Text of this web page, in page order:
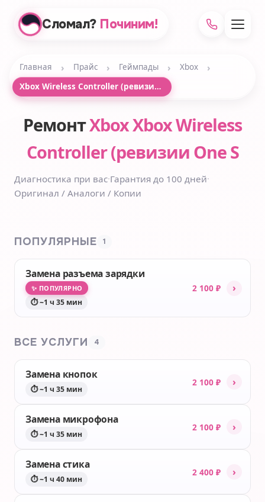
Сломал? Починим!
Главная › Прайс › Геймпады › Xbox ›
Xbox Wireless Controller (ревизии One S
РемонтXbox Xbox Wireless
Controller (ревизии One S
Диагностика при вас·Гарантия до 100 дней·
Оригинал / Аналоги / Копии
ПОПУЛЯРНЫЕ 1
Замена разъема зарядки
✨ ПОПУЛЯРНО
⏱ ~1 ч 35 мин
2 100 ₽ ›
ВСЕ УСЛУГИ 4
Замена кнопок
⏱ ~1 ч 35 мин
2 100 ₽ ›
Замена микрофона
⏱ ~1 ч 35 мин
2 100 ₽ ›
Замена стика
⏱ ~1 ч 40 мин
2 400 ₽ ›